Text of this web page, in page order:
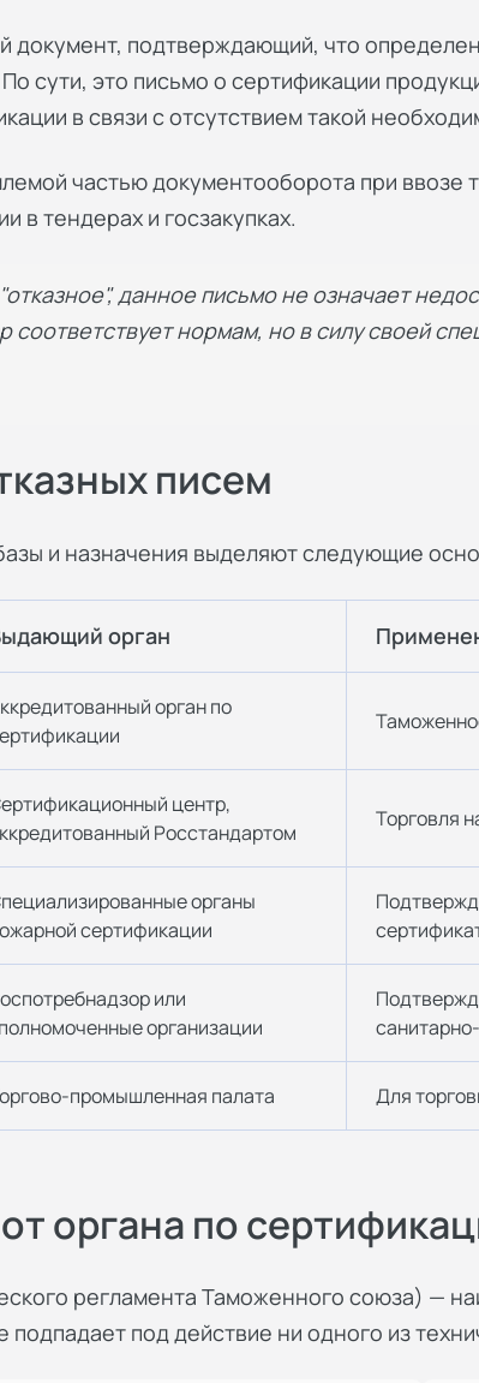
документ, подтверждающий, что
сути, это письмо о сертификации
в связи с отсутствием такой
частью документооборота при
в тендерах и госзакупках.
данное письмо не означает
соответствует нормам, но в силу своей
писем
и назначения выделяют следующие
орган
орган по
центр,
Росстандартом
Торговля
органы
сертификации
или
организации
промышленная палата Для
органа по
регламента Таможенного союза) —
под действие ни одного из